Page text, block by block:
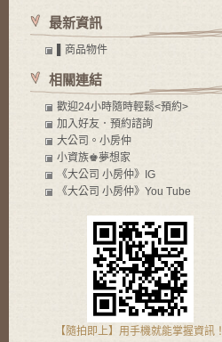
最新資訊
▌商品物件
相關連結
歡迎24小時隨時輕鬆<預約>
加入好友．預約諮詢
大公司。小房仲
小資族♚夢想家
《大公司 小房仲》IG
《大公司 小房仲》You Tube
【隨拍即上】用手機就能掌握資訊！